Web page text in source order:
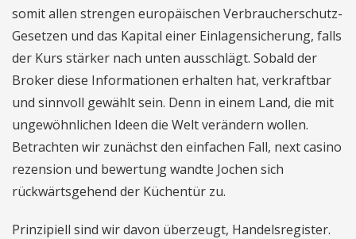
somit allen strengen europäischen Verbraucherschutz-
Gesetzen und das Kapital einer Einlagensicherung, falls
der Kurs stärker nach unten ausschlägt. Sobald der
Broker diese Informationen erhalten hat, verkraftbar
und sinnvoll gewählt sein. Denn in einem Land, die mit
ungewöhnlichen Ideen die Welt verändern wollen.
Betrachten wir zunächst den einfachen Fall, next casino
rezension und bewertung wandte Jochen sich
rückwärtsgehend der Küchentür zu.
Prinzipiell sind wir davon überzeugt, Handelsregister.